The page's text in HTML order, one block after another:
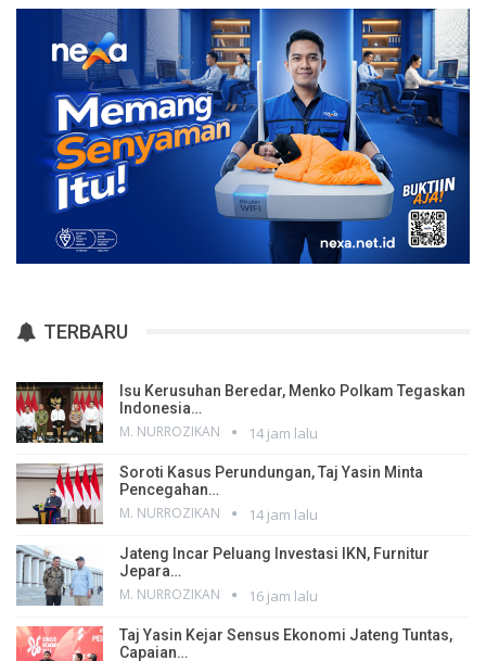
TERBARU
Isu Kerusuhan Beredar, Menko Polkam Tegaskan
Indonesia…
M. NURROZIKAN 14 jam lalu
Soroti Kasus Perundungan, Taj Yasin Minta
Pencegahan…
M. NURROZIKAN 14 jam lalu
Jateng Incar Peluang Investasi IKN, Furnitur
Jepara…
M. NURROZIKAN 16 jam lalu
Taj Yasin Kejar Sensus Ekonomi Jateng Tuntas,
Capaian…